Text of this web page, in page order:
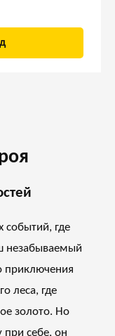
событий, где
незабываемый
приключения
леса, где
золото. Но
при себе, он